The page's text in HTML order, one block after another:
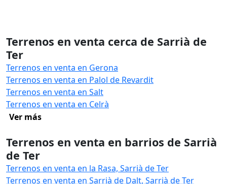
Terrenos en venta cerca de Sarrià de
Ter
Terrenos en venta en Gerona
Terrenos en venta en Palol de Revardit
Terrenos en venta en Salt
Terrenos en venta en Celrà
Ver más
Terrenos en venta en barrios de Sarrià
de Ter
Terrenos en venta en la Rasa, Sarrià de Ter
Terrenos en venta en Sarrià de Dalt, Sarrià de Ter